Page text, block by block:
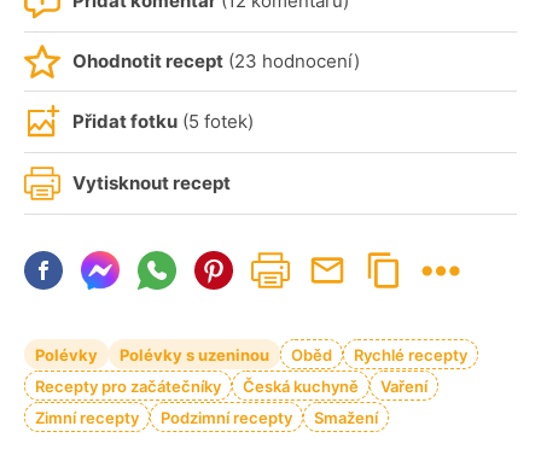
Ohodnotit recept (23 hodnocení)
Přidat fotku (5 fotek)
Vytisknout recept
Polévky Polévky s uzeninou Oběd
Rychlé recepty
Recepty pro začátečníky
Česká kuchyně
Vaření
Zimní recepty
Podzimní recepty Smažení